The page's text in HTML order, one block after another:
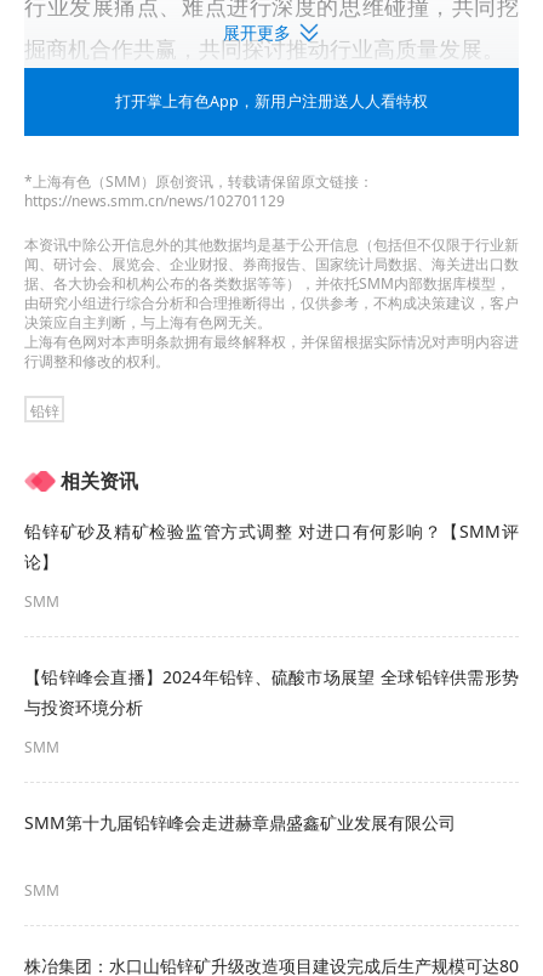
行业发展痛点、难点进行深度的思维碰撞，共同挖
掘商机合作共赢，共同探讨推动行业高质量发展。
报名表单立即登记参会，创"锌"机遇，携手
更节能、更高效、更智能、更低噪音产品解决方案
山东省章丘鼓风机股份有限公司坐落于章丘区明水
有技术人员近400人，生产人员750人，管理人员
150人。
了分公司。目前公司已成为集罗茨鼓风机、罗茨真
通风机、气力输送设备、工业泵、电气控制设备等
机械产品及MVR蒸发浓缩结晶系统、水处理成套系
2011年7月，公司在深交所成功上市。
应用行业遍及石油化工、污水处理、钢铁、电力、
展开更多
打开掌上有色App ，新用户注册送人人看特权
*上海有色（SMM）原创资讯，转载请保留原文链接：
https://news.smm.cn/news/102701129
本资讯中除公开信息外的其他数据均是基于公开信息（包括但不仅限于行业新
闻、研讨会、展览会、企业财报、券商报告、国家统计局数据、海关进出口数
据、各大协会和机构公布的各类数据等等），并依托SMM内部数据库模型，
由研究小组进行综合分析和合理推断得出，仅供参考，不构成决策建议，客户
决策应自主判断，与上海有色网无关。
上海有色网对本声明条款拥有最终解释权，并保留根据实际情况对声明内容进
行调整和修改的权利。
铅锌
相关资讯
铅锌矿砂及精矿检验监管方式调整 对进口有何影响？【SMM评
论】
SMM
【铅锌峰会直播】2024年铅锌、硫酸市场展望 全球铅锌供需形势
与投资环境分析
SMM
SMM第十九届铅锌峰会走进赫章鼎盛鑫矿业发展有限公司
SMM
株冶集团：水口山铅锌矿升级改造项目建设完成后生产规模可达80